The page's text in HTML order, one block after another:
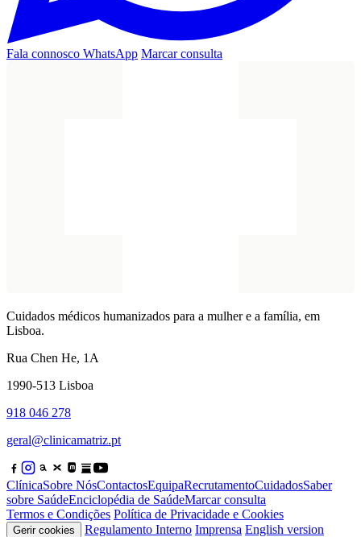
Fala connosco WhatsApp Marcar consulta
Cuidados médicos humanizados para a mulher e a família, em
Lisboa.
Rua Chen He, 1A
1990-513 Lisboa
918 046 278
geral@clinicamatriz.pt
ClínicaSobre NósContactosEquipaRecrutamentoCuidadosSaber
sobre SaúdeEnciclopédia de SaúdeMarcar consulta
Termos e Condições Política de Privacidade e Cookies
Gerir cookies Regulamento Interno Imprensa English version